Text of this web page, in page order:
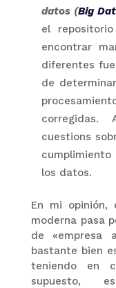
datos (Big
el
encontrar
diferentes
de
corregidas.
cuestions
los datos.
En mi opinión,
moderna pasa
de «empresa
bastante bien
teniendo en
supuesto,